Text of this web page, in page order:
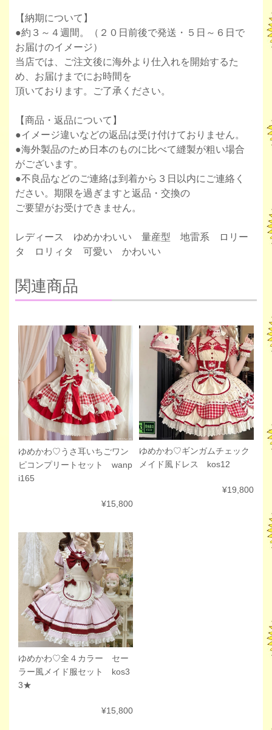
【納期について】
●約３～４週間。（２０日前後で発送・５日～６日で
お届けのイメージ）
当店では、ご注文後に海外より仕入れを開始するた
め、お届けまでにお時間を
頂いております。ご了承ください。
【商品・返品について】
●イメージ違いなどの返品は受け付けておりません。
●海外製品のため日本のものに比べて縫製が粗い場合
がございます。
●不良品などのご連絡は到着から３日以内にご連絡く
ださい。期限を過ぎますと返品・交換の
ご要望がお受けできません。
レディース ゆめかわいい 量産型 地雷系 ロリー
タ ロリィタ 可愛い かわいい
関連商品
ゆめかわ♡うさ耳いちごワン
ピコンプリートセット wanp
i165
¥15,800
ゆめかわ♡ギンガムチェック
メイド風ドレス kos12
¥19,800
ゆめかわ♡全４カラー セー
ラー風メイド服セット kos3
3★
¥15,800